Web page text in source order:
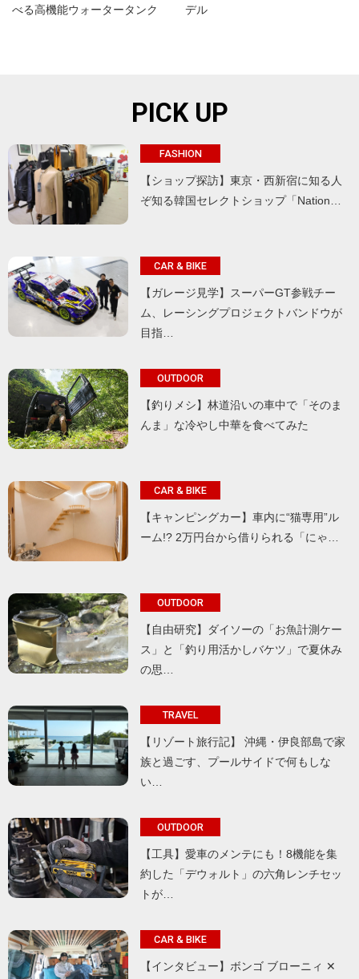
べる高機能ウォータータンク
デル
PICK UP
FASHION
【ショップ探訪】東京・西新宿に知る人
ぞ知る韓国セレクトショップ「Nation…
CAR & BIKE
【ガレージ見学】スーパーGT参戦チー
ム、レーシングプロジェクトバンドウが
目指…
OUTDOOR
【釣りメシ】林道沿いの車中で「そのま
んま」な冷やし中華を食べてみた
CAR & BIKE
【キャンピングカー】車内に“猫専用”ル
ーム!? 2万円台から借りられる「にゃ…
OUTDOOR
【自由研究】ダイソーの「お魚計測ケー
ス」と「釣り用活かしバケツ」で夏休み
の思…
TRAVEL
【リゾート旅行記】 沖縄・伊良部島で家
族と過ごす、プールサイドで何もしな
い…
OUTDOOR
【工具】愛車のメンテにも！8機能を集
約した「デウォルト」の六角レンチセッ
トが…
CAR & BIKE
【インタビュー】ボンゴ ブローニィ ✕